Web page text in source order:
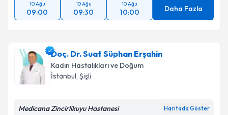
10 Ağu
09:00
10 Ağu
09:30
10 Ağu
10:00 Daha Fazla
Doç. Dr. Suat Süphan Erşahin
Kadın Hastalıkları ve Doğum
İstanbul, Şişli
Medicana Zincirlikuyu Hastanesi Haritada Göster